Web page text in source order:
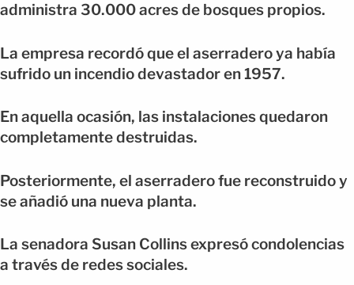
administra 30.000 acres de bosques propios.
La empresa recordó que el aserradero ya había
sufrido un incendio devastador en 1957.
En aquella ocasión, las instalaciones quedaron
completamente destruidas.
Posteriormente, el aserradero fue reconstruido y
se añadió una nueva planta.
La senadora Susan Collins expresó condolencias
a través de redes sociales.